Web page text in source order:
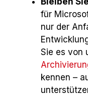
für
nur der
Sie es von
kennen –